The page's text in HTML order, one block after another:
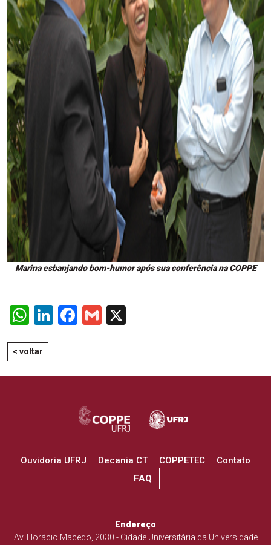
Marina esbanjando bom-humor após sua conferência na COPPE
WhatsApp
LinkedIn
Facebook
Gmail
< voltar
Ouvidoria UFRJ Decania CT COPPETEC
Contato
FAQ
Endereço
Av. Horácio Macedo, 2030 - Cidade Universitária da Universidade